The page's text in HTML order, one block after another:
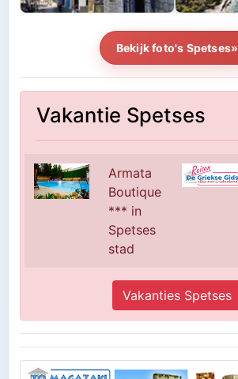
Bekijk foto's Spetses»
Vakantie Spetses
Armata
Boutique
*** in
Spetses
stad
Vakanties Spetses